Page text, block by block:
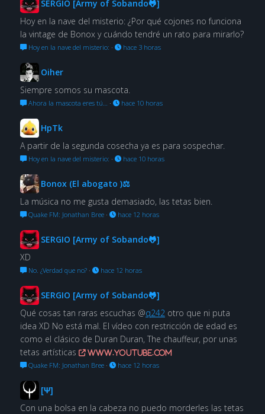
SERGIO [Army of Sobando🐸]
Hoy en la nave del misterio: ¿Por qué cojones no funciona
la vintage de Bonox y cuándo tendré un rato para mirarlo?
Hoy en la nave del misterio: · hace 3 horas
Oiher
Siempre somos su mascota.
Ahora la mascota eres tú… · hace 10 horas
HpTk
A partir de la segunda cosecha ya es para sospechar.
Hoy en la nave del misterio: · hace 10 horas
Bonox (El abogato )⚖
La música no me gusta demasiado, las tetas bien.
Quake FM: Jonathan Bree· hace 12 horas
SERGIO [Army of Sobando🐸]
XD
No. ¿Verdad que no?· hace 12 horas
SERGIO [Army of Sobando🐸]
Qué cosas tan raras escuchas @q242 otro que ni puta
idea XD No está mal. El vídeo con restricción de edad es
como el clásico de Duran Duran, The chauffeur, por unas
tetas artísticas
www.youtube.com
Quake FM: Jonathan Bree· hace 12 horas
[Ψ]
Con una bolsa en la cabeza no puedo morderles las tetas